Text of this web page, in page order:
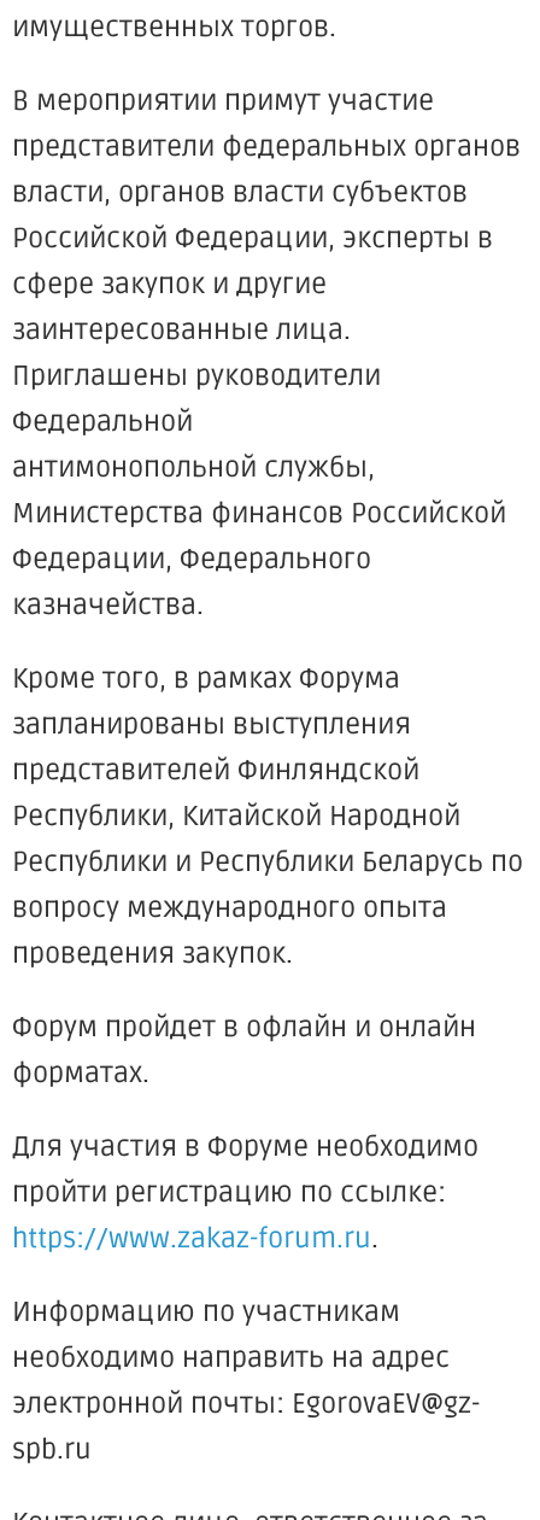
имущественных торгов.
В мероприятии примут участие
представители федеральных органов
власти, органов власти субъектов
Российской Федерации, эксперты в
сфере закупок и другие
заинтересованные лица.
Приглашены руководители
Федеральной
антимонопольной службы,
Министерства финансов Российской
Федерации, Федерального
казначейства.
Кроме того, в рамках Форума
запланированы выступления
представителей Финляндской
Республики, Китайской Народной
Республики и Республики Беларусь по
вопросу международного опыта
проведения закупок.
Форум пройдет в офлайн и онлайн
форматах.
Для участия в Форуме необходимо
пройти регистрацию по ссылке:
https://www.zakaz-forum.ru.
Информацию по участникам
необходимо направить на адрес
электронной почты: EgorovaEV@gz-
spb.ru